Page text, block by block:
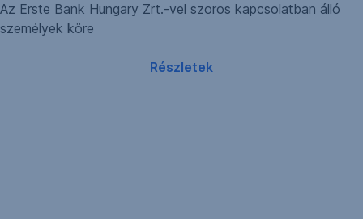
Az Erste Bank Hungary Zrt.-vel szoros kapcsolatban álló
személyek köre
Részletek